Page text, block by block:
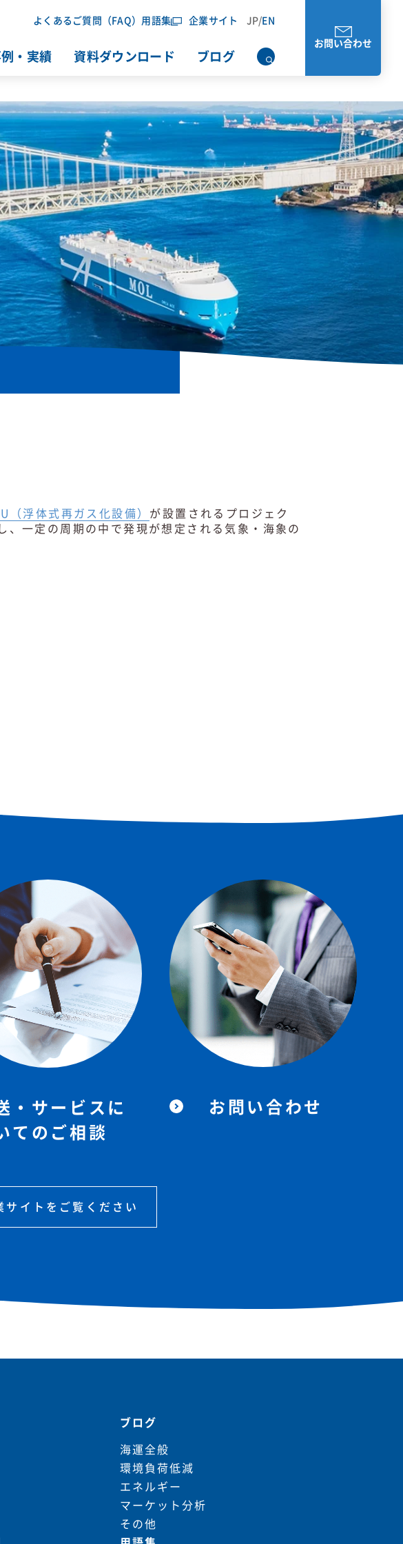
・実績 資料ダウンロード ブログ
よくあるご質問（FAQ） 用語集 企業サイト JP/ EN
お問い合わせ
（浮体式再ガス化設備） が設置されるプロジェク
、一定の周期の中で発現が想定される気象・海象の
・サービスに
てのご相談
お問い合わせ
サイトをご覧ください
ブログ
海運全般
環境負荷低減
エネルギー
マーケット分析
その他